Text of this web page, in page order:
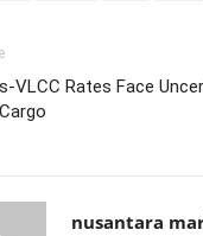
VLCC Rates Face
nusantara